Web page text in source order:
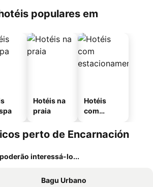
populares em
Hotéis na
praia
Hotéis
com
mento
perto de Encarnación
interessá-lo...
Bagu Urbano